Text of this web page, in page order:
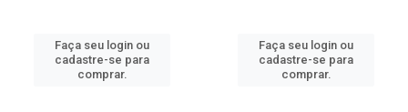
Faça seu login ou
cadastre-se para
comprar.
Faça seu login ou
cadastre-se para
comprar.